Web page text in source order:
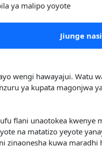
ya malipo yoyote
Jiunge
wengi hawayajui. Watu
ya kupata
flani unaotokea
na matatizo yeyote
zinaonesha kuwa